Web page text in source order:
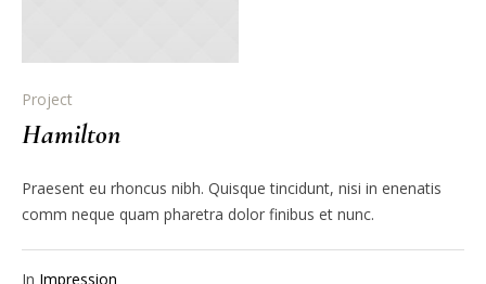
Project
Hamilton
Praesent eu rhoncus nibh. Quisque tincidunt, nisi in enenatis
comm neque quam pharetra dolor finibus et nunc.
In Impression